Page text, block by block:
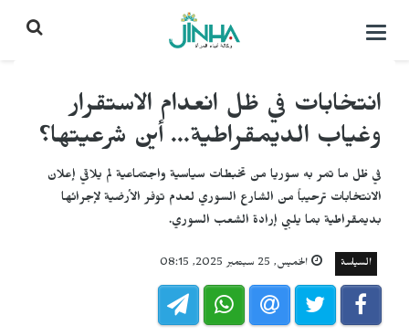
التحكم
انتخابات في ظل انعدام الاستقرار
وغياب الديمقراطية... أين شرعيتها؟
في ظل ما تمر به سوريا من تخبطات سياسية واجتماعية لم يلاقي إعلان
الانتخابات ترحيباً من الشارع السوري لعدم توفر الأرضية لإجرائها
بديمقراطية بما يلبي إرادة الشعب السوري.
السياسة الخميس, 25 سبتمبر 2025, 08:15